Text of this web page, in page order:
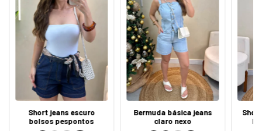
Short jeans escuro
bolsos pespontos
Bermuda básica jeans
claro nexo